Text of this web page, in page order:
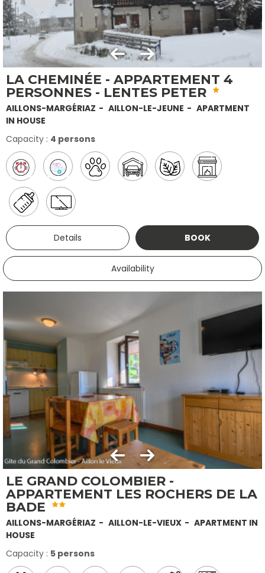
LA CHEMINÉE - APPARTEMENT 4
PERSONNES - LENTES PETER
AILLONS-MARGÉRIAZ AILLON-LE-JEUNE
APARTMENT
IN HOUSE
Capacity : 4 persons
Details BOOK
Availability
LE GRAND COLOMBIER -
APPARTEMENT LES ROCHERS DE LA
BADE
AILLONS-MARGÉRIAZ AILLON-LE-VIEUX
APARTMENT IN
HOUSE
Capacity : 5 persons